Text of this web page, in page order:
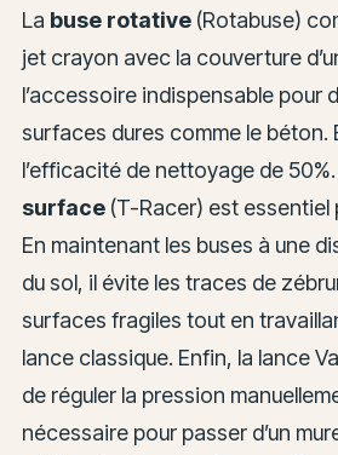
La buse rotative(Rotabuse)
jet crayon avec la couverture
l’accessoire indispensable pour
surfaces dures comme le béton.
l’efficacité de nettoyage de
surface(T-Racer) est essentiel
En maintenant les buses à une
du sol, il évite les traces de
surfaces fragiles tout en
lance classique. Enfin, la lance
de réguler la pression
nécessaire pour passer d’un